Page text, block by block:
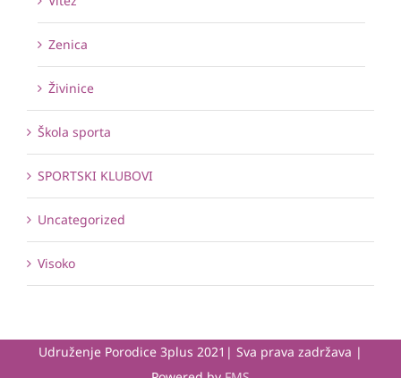
Zenica
Živinice
Škola sporta
SPORTSKI KLUBOVI
Uncategorized
Visoko
Udruženje Porodice 3plus 2021| Sva prava zadržava |